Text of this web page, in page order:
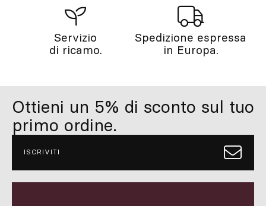
Servizio
di ricamo.
Spedizione espressa
in Europa.
Ottieni un 5% di sconto sul tuo
primo ordine.
ISCRIVITI